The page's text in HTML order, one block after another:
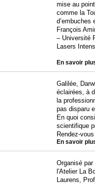
mise au
comme la
d’embuches
François
– Université
Lasers
En savoir
Galilée,
éclairées, à
la
pas disparu
En quoi
scientifique
Rendez-
En savoir
Organisé
l'Atelier La
Laurens,